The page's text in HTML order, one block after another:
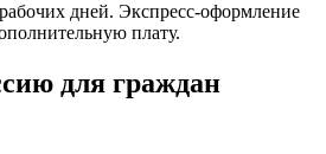
дней. Экспресс-оформление
плату.
для граждан